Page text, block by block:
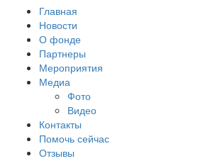
Главная
Новости
О фонде
Партнеры
Мероприятия
Медиа
Фото
Видео
Контакты
Помочь сейчас
Отзывы